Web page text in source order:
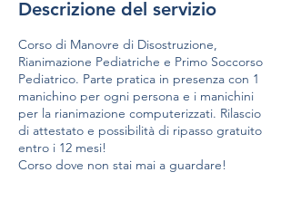
Descrizione del servizio
Corso di Manovre di Disostruzione,
Rianimazione Pediatriche e Primo Soccorso
Pediatrico. Parte pratica in presenza con 1
manichino per ogni persona e i manichini
per la rianimazione computerizzati. Rilascio
di attestato e possibilità di ripasso gratuito
entro i 12 mesi!
Corso dove non stai mai a guardare!